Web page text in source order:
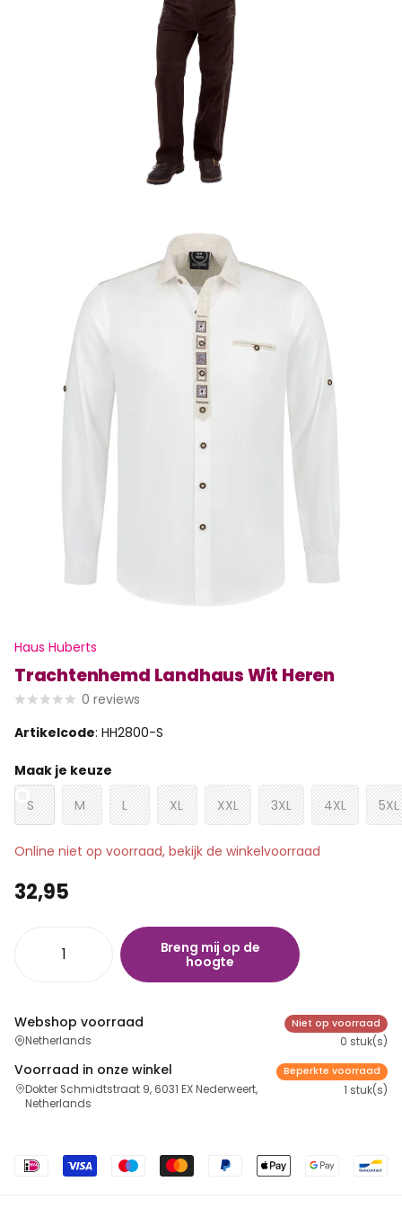
Haus Huberts
Trachtenhemd Landhaus Wit Heren
0 reviews
Artikelcode: HH2800-S
Maak je keuze
S
M L XL XXL 3XL 4XL 5XL
Online niet op voorraad, bekijk de winkelvoorraad
32,95
Breng mij op de
hoogte
Webshop voorraad
Netherlands
Niet op voorraad
0 stuk(s)
Voorraad in onze winkel
Dokter Schmidtstraat 9, 6031 EX Nederweert,
Netherlands
Beperkte voorraad
1 stuk(s)